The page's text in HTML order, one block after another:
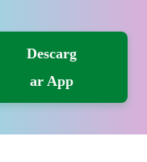
Descarg
ar App